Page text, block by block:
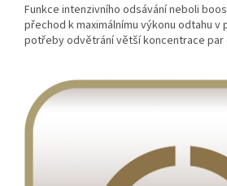
Funkce intenzivního odsávání neboli
přechod k maximálnímu výkonu odtahu v
potřeby odvětrání větší koncentrace par